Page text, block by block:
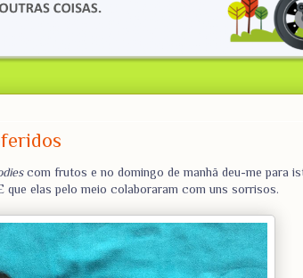
com frutos e no domingo de manhã deu-me para
que elas pelo meio colaboraram com uns sorrisos.